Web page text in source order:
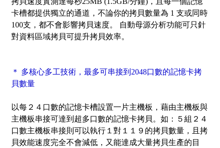
卡槽都提供獨立的通道，不論你的拷貝數量為 1 支或同時
100支，都不會影響拷貝速度。 自動母源分析功能可只針
對資料區域拷貝可提升拷貝效率。
＊ 多核心多工技術，最多可串接到2048口數的記憶卡拷
貝數量
以每２４口數的記憶卡槽設置一片主機板，藉由主機板與
主機板串接可達到超多口數的記憶卡拷貝。如：５組２４
口數主機板串接則可以執行１對１１９的拷貝數量，且拷
貝效能速度完全不會減低，又能達成大量拷貝生產的目